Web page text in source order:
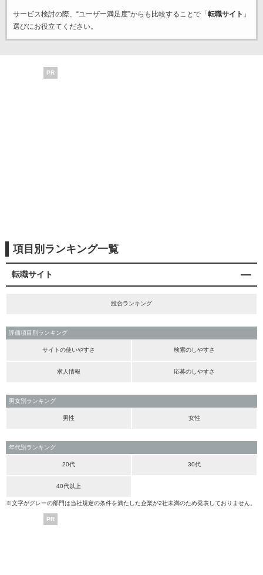
サービス検討の際、“ユーザー満足度”からも比較することで「 転職サイト 」
選びにお役立てください。
PR
項目別ランキング一覧
転職サイト
総合ランキング
評価項目別ランキング
サイトの使いやすさ 検索のしやすさ
求人情報 応募のしやすさ
男女別ランキング
男性 女性
年代別ランキング
20代 30代
40代以上
※文字がグレーの部門は当社規定の条件を満たした企業が2社未満のため発表しておりません。
PR